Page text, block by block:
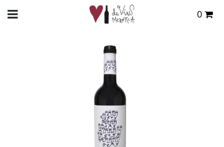
0
VER CESTA